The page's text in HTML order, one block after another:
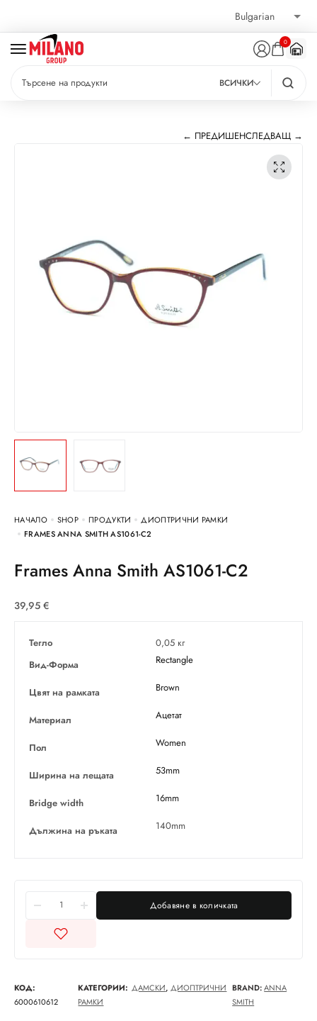
0
ВСИЧКИ
← ПРЕДИШЕНСЛЕДВАЩ →
НАЧАЛО SHOP ПРОДУКТИ
ДИОПТРИЧНИ РАМКИ
FRAMES ANNA SMITH AS1061-C2
Frames Anna Smith AS1061-C2
39,95 €
Тегло
0,05 кг
Вид-Форма
Rectangle
Цвят на рамката Brown
Материал Ацетат
Пол Women
Ширина на лещата 53mm
Bridge width 16mm
Дължина на ръката 140mm
Добавяне в количката
КОД:
6000610612
КАТЕГОРИИ: ДАМСКИ,ДИОПТРИЧНИ
РАМКИ
BRAND:ANNA
SMITH